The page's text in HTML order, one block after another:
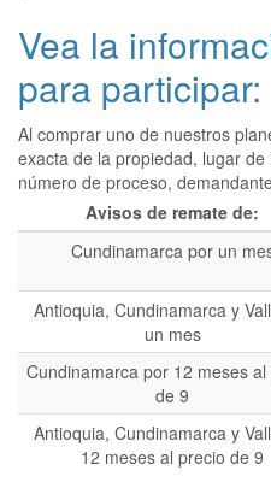
Vea la
para participar:
Al comprar uno de nuestros
exacta de la propiedad, lugar
número de proceso,
Avisos de remate de:
Cundinamarca por un
Antioquia, Cundinamarca y
un mes
Cundinamarca por 12 meses al
de 9
Antioquia, Cundinamarca y
12 meses al precio de 9